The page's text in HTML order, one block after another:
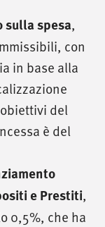
spesa,
con
in base alla
del
è del
e Prestiti,
0,5%, che ha